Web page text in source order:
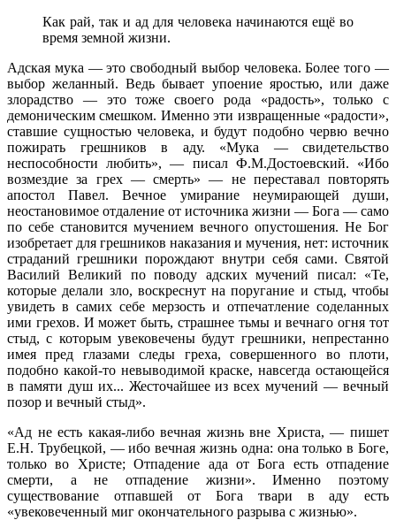
Как рай, так и ад для человека начинаются ещё во
время земной жизни.
Адская мука — это свободный выбор человека. Более того —
выбор желанный. Ведь бывает упоение яростью, или даже
злорадство — это тоже своего рода «радость», только с
демоническим смешком. Именно эти извращенные «радости»,
ставшие сущностью человека, и будут подобно червю вечно
пожирать грешников в аду. «Мука — свидетельство
неспособности любить», — писал Ф.М.Достоевский. «Ибо
возмездие за грех — смерть» — не переставал повторять
апостол Павел. Вечное умирание неумирающей души,
неостановимое отдаление от источника жизни — Бога — само
по себе становится мучением вечного опустошения. Не Бог
изобретает для грешников наказания и мучения, нет: источник
страданий грешники порождают внутри себя сами. Святой
Василий Великий по поводу адских мучений писал: «Те,
которые делали зло, воскреснут на поругание и стыд, чтобы
увидеть в самих себе мерзость и отпечатление соделанных
ими грехов. И может быть, страшнее тьмы и вечнаго огня тот
стыд, с которым увековечены будут грешники, непрестанно
имея пред глазами следы греха, совершенного во плоти,
подобно какой-то невыводимой краске, навсегда остающейся
в памяти душ их... Жесточайшее из всех мучений — вечный
позор и вечный стыд».
«Ад не есть какая-либо вечная жизнь вне Христа, — пишет
Е.Н. Трубецкой, — ибо вечная жизнь одна: она только в Боге,
только во Христе; Отпадение ада от Бога есть отпадение
смерти, а не отпадение жизни». Именно поэтому
существование отпавшей от Бога твари в аду есть
«увековеченный миг окончательного разрыва с жизнью».